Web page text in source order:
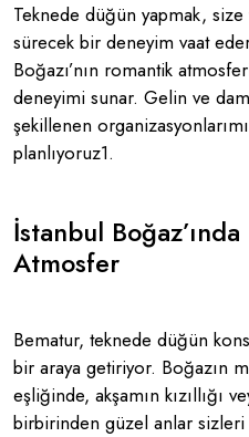
Teknede düğün yapmak,
sürecek bir deneyim vaat
Boğazı’nın romantik
deneyimi sunar. Gelin ve
şekillenen
planlıyoruz​1​.
İstanbul
Atmosfer
Bematur, teknede düğün
bir araya getiriyor. Boğazın
eşliğinde, akşamın kızıllığı
birbirinden güzel anlar sizleri